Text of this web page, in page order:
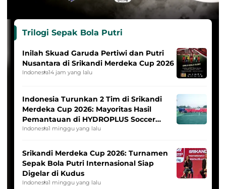
Trilogi Sepak Bola Putri
Inilah Skuad Garuda Pertiwi dan Putri
Nusantara di Srikandi Merdeka Cup 2026
Indonesia14 jam yang lalu
Indonesia Turunkan 2 Tim di Srikandi
Merdeka Cup 2026: Mayoritas Hasil
Pemantauan di HYDROPLUS Soccer
League
Indonesia1 minggu yang lalu
Srikandi Merdeka Cup 2026: Turnamen
Sepak Bola Putri Internasional Siap
Digelar di Kudus
Indonesia1 minggu yang lalu